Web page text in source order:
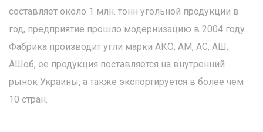
составляет около 1 млн. тонн угольной продукции в
год, предприятие прошло модернизацию в 2004 году.
Фабрика производит угли марки АКО, АМ, АС, АШ,
АШоб, ее продукция поставляется на внутренний
рынок Украины, а также экспортируется в более чем
10 стран.